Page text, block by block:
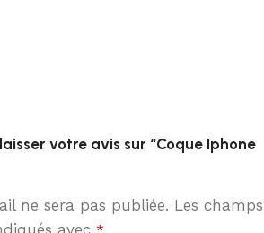
votre avis sur “Coque Iphone
ne sera pas publiée. Les champs
avec